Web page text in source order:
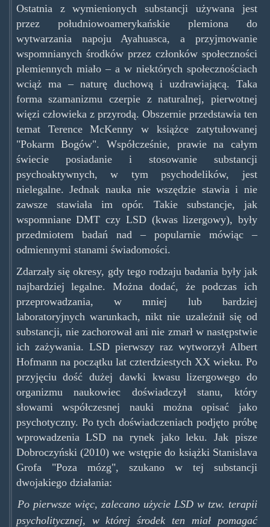
Ostatnia z wymienionych substancji używana jest
przez południowoamerykańskie plemiona do
wytwarzania napoju Ayahuasca, a przyjmowanie
wspomnianych środków przez członków społeczności
plemiennych miało – a w niektórych społecznościach
wciąż ma – naturę duchową i uzdrawiającą. Taka
forma szamanizmu czerpie z naturalnej, pierwotnej
więzi człowieka z przyrodą. Obszernie przedstawia ten
temat Terence McKenny w książce zatytułowanej
"Pokarm Bogów". Współcześnie, prawie na całym
świecie posiadanie i stosowanie substancji
psychoaktywnych, w tym psychodelików, jest
nielegalne. Jednak nauka nie wszędzie stawia i nie
zawsze stawiała im opór. Takie substancje, jak
wspomniane DMT czy LSD (kwas lizergowy), były
przedmiotem badań nad – popularnie mówiąc –
odmiennymi stanami świadomości.
Zdarzały się okresy, gdy tego rodzaju badania były jak
najbardziej legalne. Można dodać, że podczas ich
przeprowadzania, w mniej lub bardziej
laboratoryjnych warunkach, nikt nie uzależnił się od
substancji, nie zachorował ani nie zmarł w następstwie
ich zażywania. LSD pierwszy raz wytworzył Albert
Hofmann na początku lat czterdziestych XX wieku. Po
przyjęciu dość dużej dawki kwasu lizergowego do
organizmu naukowiec doświadczył stanu, który
słowami współczesnej nauki można opisać jako
psychotyczny. Po tych doświadczeniach podjęto próbę
wprowadzenia LSD na rynek jako leku. Jak pisze
Dobroczyński (2010) we wstępie do książki Stanislava
Grofa "Poza mózg", szukano w tej substancji
dwojakiego działania:
Po pierwsze więc, zalecano użycie LSD w tzw. terapii
psycholitycznej, w której środek ten miał pomagać